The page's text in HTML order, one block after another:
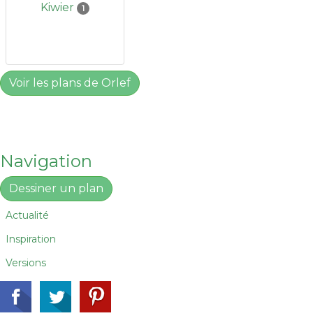
Kiwier 1
Voir les plans de Orlef
Navigation
Dessiner un plan
Actualité
Inspiration
Versions